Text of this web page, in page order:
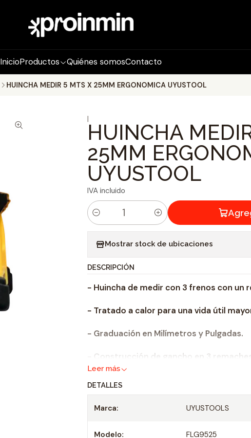
InicioProductos Quiénes somosContacto
HUINCHA MEDIR 5 MTS X 25MM ERGONOMICA UYUSTOOL
|
HUINCHA
25MM
UYUSTOOL
IVA incluido
C
i
d
Mostrar stock de ubicaciones
DESCRIPCIÓN
- Huincha de medir con 3 frenos con un
- Tratado a calor para una vida útil
- Graduación en Milímetros y Pulgadas.
- Construcción de gancho en 3 remaches.
Leer más
DETALLES
Marca: UYUSTOOLS
Modelo: FLG9525